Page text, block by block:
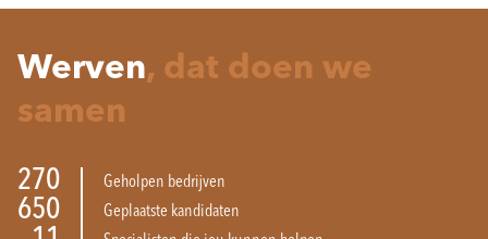
Werven, dat doen we
samen
270 Geholpen bedrijven
650 Geplaatste kandidaten